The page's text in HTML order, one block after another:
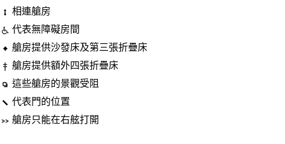
相連艙房
代表無障礙房間
艙房提供沙發床及第三張折疊床
艙房提供額外四張折疊床
這些艙房的景觀受阻
代表門的位置
艙房只能在右舷打開